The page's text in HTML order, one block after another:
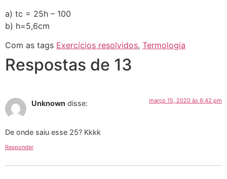
a) tc = 25h – 100
b) h=5,6cm
Com as tags Exercícios resolvidos, Termologia
Respostas de 13
Unknown disse: março 15, 2020 às 6:42 pm
De onde saiu esse 25? Kkkk
Responder